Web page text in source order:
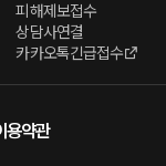
피해제보접수
상담사연결
카카오톡긴급접수
용약관